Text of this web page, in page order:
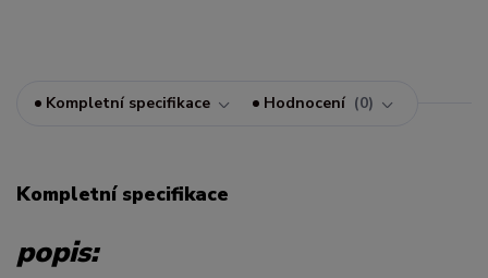
Kompletní specifikace Hodnocení 0
Kompletní specifikace
popis: